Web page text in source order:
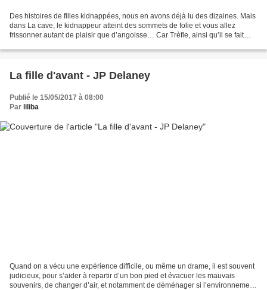
Des histoires de filles kidnappées, nous en avons déjà lu des dizaines. Mais
dans La cave, le kidnappeur atteint des sommets de folie et vous allez
frissonner autant de plaisir que d’angoisse… Car Trèfle, ainsi qu’il se fait
La fille d'avant - JP Delaney
Publié le 15/05/2017 à 08:00
Par liliba
Quand on a vécu une expérience difficile, ou même un drame, il est souvent
judicieux, pour s’aider à repartir d’un bon pied et évacuer les mauvais
souvenirs, de changer d’air, et notamment de déménager si l’environnement